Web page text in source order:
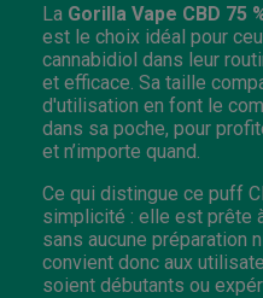
La Gorilla Vape CBD 75
est le choix idéal pour
cannabidiol dans leur
et efficace. Sa taille
d'utilisation en font le
dans sa poche, pour
et n’importe quand.
Ce qui distingue ce puff
simplicité : elle est prête
sans aucune préparation
convient donc aux
soient débutants ou